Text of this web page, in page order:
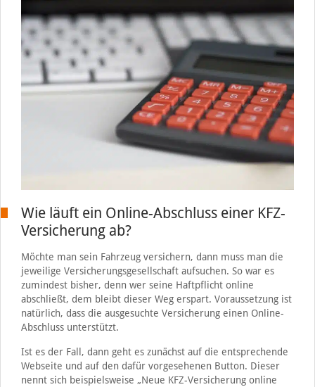
Wie läuft ein Online-Abschluss einer KFZ-
Versicherung ab?
Möchte man sein Fahrzeug versichern, dann muss man die
jeweilige Versicherungsgesellschaft aufsuchen. So war es
zumindest bisher, denn wer seine Haftpflicht online
abschließt, dem bleibt dieser Weg erspart. Voraussetzung ist
natürlich, dass die ausgesuchte Versicherung einen Online-
Abschluss unterstützt.
Ist es der Fall, dann geht es zunächst auf die entsprechende
Webseite und auf den dafür vorgesehenen Button. Dieser
nennt sich beispielsweise „Neue KFZ-Versicherung online